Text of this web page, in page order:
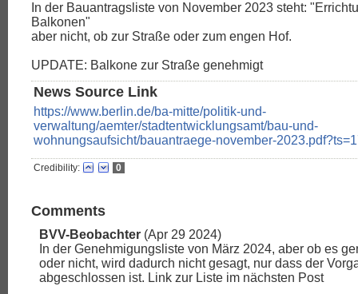
In der Bauantragsliste von November 2023 steht:
Balkonen"
aber nicht, ob zur Straße oder zum engen Hof.
UPDATE: Balkone zur Straße genehmigt
News Source Link
https://www.berlin.de/ba-mitte/politik-und-
verwaltung/aemter/stadtentwicklungsamt/bau-und-
wohnungsaufsicht/bauantraege-november-
Credibility: 0
Comments
BVV-Beobachter (Apr 29 2024)
In der Genehmigungsliste von März 2024, aber ob es
oder nicht, wird dadurch nicht gesagt, nur dass der
abgeschlossen ist. Link zur Liste im nächsten Post